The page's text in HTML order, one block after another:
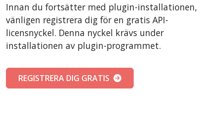
Innan du fortsätter med plugin-installationen,
vänligen registrera dig för en gratis API-
licensnyckel. Denna nyckel krävs under
installationen av plugin-programmet.
REGISTRERA DIG GRATIS